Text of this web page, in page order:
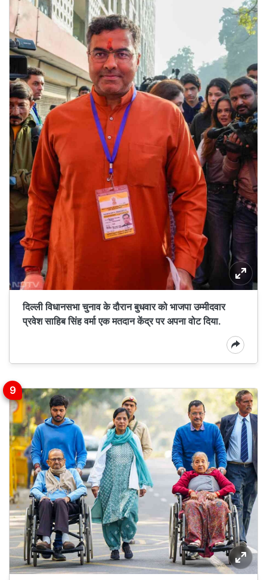
दिल्ली विधानसभा चुनाव के दौरान बुधवार को भाजपा उम्मीदवार
प्रवेश साहिब सिंह वर्मा एक मतदान केंद्र पर अपना वोट दिया.